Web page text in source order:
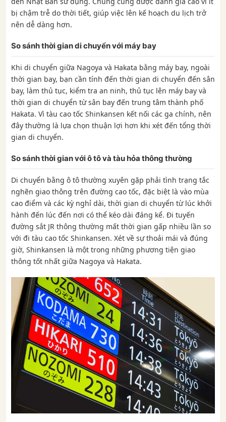
bị chậm trễ do thời tiết, giúp việc lên kế hoạch du lịch trở
nên dễ dàng hơn.
So sánh thời gian di chuyển với máy bay
Khi di chuyển giữa Nagoya và Hakata bằng máy bay, ngoài
thời gian bay, bạn cần tính đến thời gian di chuyển đến sân
bay, làm thủ tục, kiểm tra an ninh, thủ tục lên máy bay và
thời gian di chuyển từ sân bay đến trung tâm thành phố
Hakata. Vì tàu cao tốc Shinkansen kết nối các ga chính, nên
đây thường là lựa chọn thuận lợi hơn khi xét đến tổng thời
gian di chuyển.
So sánh thời gian với ô tô và tàu hỏa thông thường
Di chuyển bằng ô tô thường xuyên gặp phải tình trạng tắc
nghẽn giao thông trên đường cao tốc, đặc biệt là vào mùa
cao điểm và các kỳ nghỉ dài, thời gian di chuyển từ lúc khởi
hành đến lúc đến nơi có thể kéo dài đáng kể. Đi tuyến
đường sắt JR thông thường mất thời gian gấp nhiều lần so
với đi tàu cao tốc Shinkansen. Xét về sự thoải mái và đúng
giờ, Shinkansen là một trong những phương tiện giao
thông tốt nhất giữa Nagoya và Hakata.